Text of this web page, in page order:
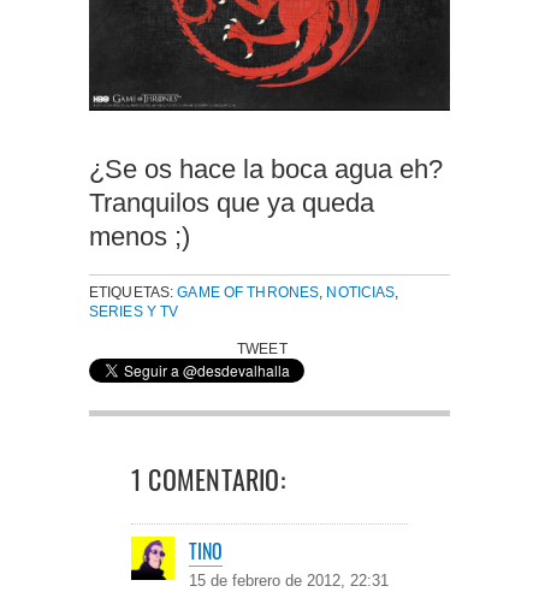
¿Se os hace la boca agua eh?
Tranquilos que ya queda
menos ;)
ETIQUETAS:GAME OF THRONES NOTICIAS
SERIES Y TV
TWEET
1 COMENTARIO:
TINO
15 de febrero de 2012, 22:31